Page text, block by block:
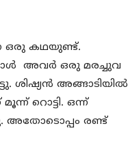
ഒരു കഥയുണ്ട്.
അവർ ഒരു മരച്ചുവ
ശിഷ്യൻ അങ്ങാടിയിൽ
റൊട്ടി. ഒന്ന്
അതോടൊപ്പം രണ്ട്